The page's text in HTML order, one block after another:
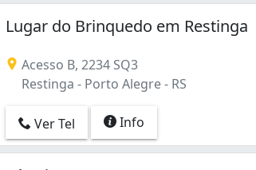
Lugar do Brinquedo em Restinga
Acesso B, 2234 SQ3
Restinga - Porto Alegre - RS
Ver Tel Info